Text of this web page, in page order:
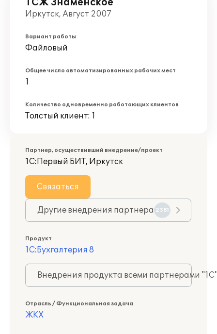
ТСЖ Знаменское
Иркутск, Август 2007
Вариант работы
Файловый
Общее число автоматизированных рабочих мест
1
Количество одновременно работающих клиентов
Толстый клиент: 1
Партнер, осуществивший внедрение/проект
1С:Первый БИТ, Иркутск
Связаться
Другие внедрения партнера 2381
Продукт
1С:Бухгалтерия 8
Внедрения продукта всеми партнерами
Отрасль / Функциональная задача
ЖКХ